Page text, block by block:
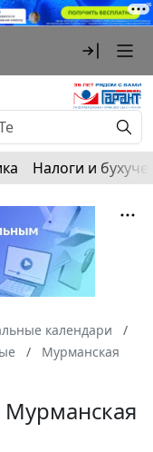
Налоги и
календари
Мурманская
Мурманская